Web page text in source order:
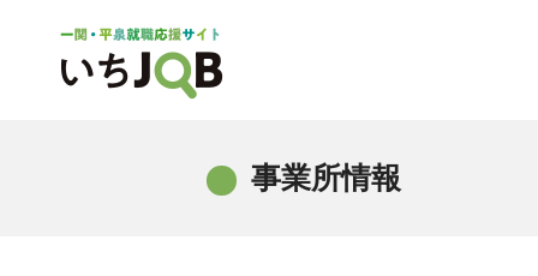
事業所情報